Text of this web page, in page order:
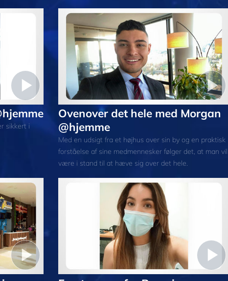
sikkert i
Ovenover det hele med Morgan
@hjemme
Med en udsigt fra et højhus over sin by og en praktisk
forståelse af sine medmennesker følger det, at man vil
være i stand til at hæve sig over det hele.